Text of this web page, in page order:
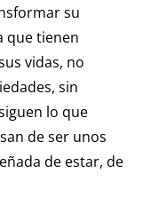
su
que tienen
vidas, no
sin
lo que
de ser unos
de estar, de